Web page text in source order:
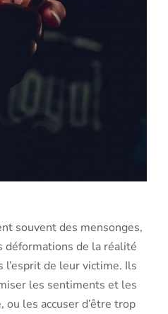
souvent des mensonges,
déformations de la réalité
de leur victime. Ils
les sentiments et les
les accuser d’être trop